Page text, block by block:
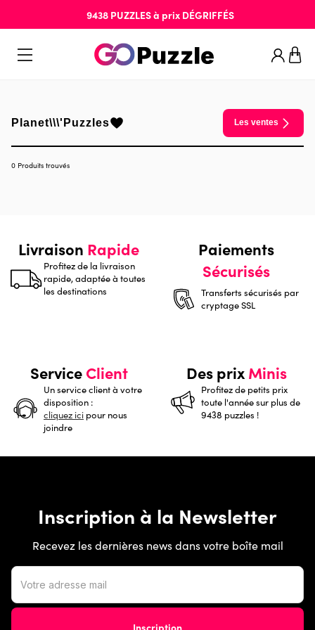
9438 PUZZLESà prix DÉGRIFFÉS
Planet\\\'Puzzles Les ventes
0 Produits trouvés
Livraison Rapide
Profitez de la livraison
rapide, adaptée à toutes
les destinations
Paiements
Sécurisés
Transferts sécurisés par
cryptage SSL
ServiceClient
Un service client à votre
disposition :
cliquez ici pour nous
joindre
Des prixMinis
Profitez de petits prix
toute l'année sur plus de
9438 puzzles !
Inscription à la Newsletter
Recevez les dernières news dans votre boîte mail